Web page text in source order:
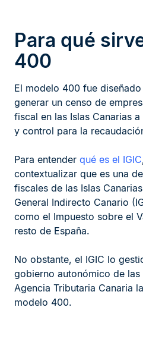
Para qué
400
El modelo 400 fue
generar un censo de
fiscal en las Islas Canarias
y control para la
Para entender qué es el IGIC
contextualizar que es una
fiscales de las Islas
General Indirecto Canario
como el Impuesto sobre el
resto de España.
No obstante, el IGIC lo
gobierno autonómico de
Agencia Tributaria Canaria
modelo 400.